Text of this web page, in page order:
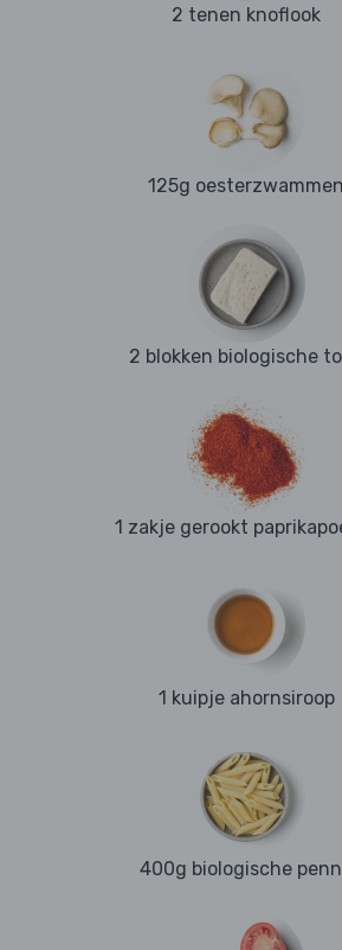
2 tenen knoflook
125g oesterzwammen
2 blokken biologische
1 zakje gerookt
1 kuipje ahornsiroop
400g biologische